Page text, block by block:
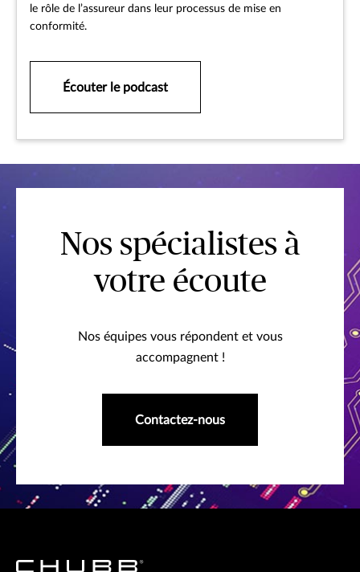
le rôle de l’assureur dans leur processus de mise en
conformité.
Écouter le podcast
Nos spécialistes à
votre écoute
Nos équipes vous répondent et vous
accompagnent !
Contactez-nous